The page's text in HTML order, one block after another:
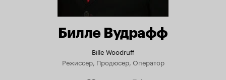
Билле Вудрафф
Bille Woodruff
Режиссер, Продюсер, Оператор